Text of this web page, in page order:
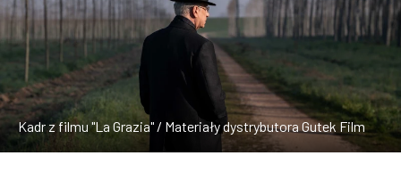
W KINACH
GASTRONOMIA
ZDJĘCIA
W RZESZOWIE
Kadr z filmu "La Grazia" / Materiały dystrybutora Gutek Film